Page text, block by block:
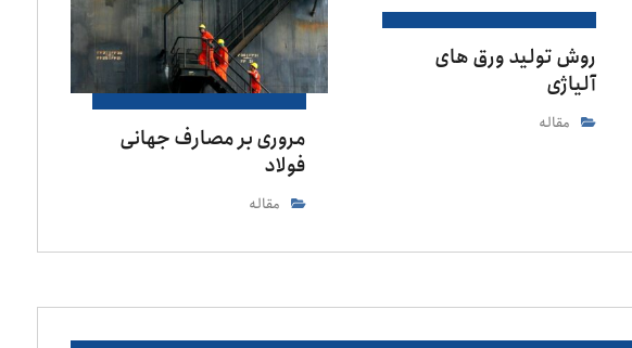
روش تولید ورق های
آلیاژی
مقاله
مروری بر مصارف جهانی
فولاد
مقاله